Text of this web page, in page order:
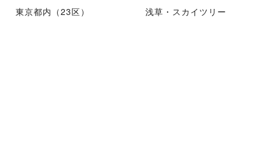
東京都内（23区） 浅草・スカイツリー